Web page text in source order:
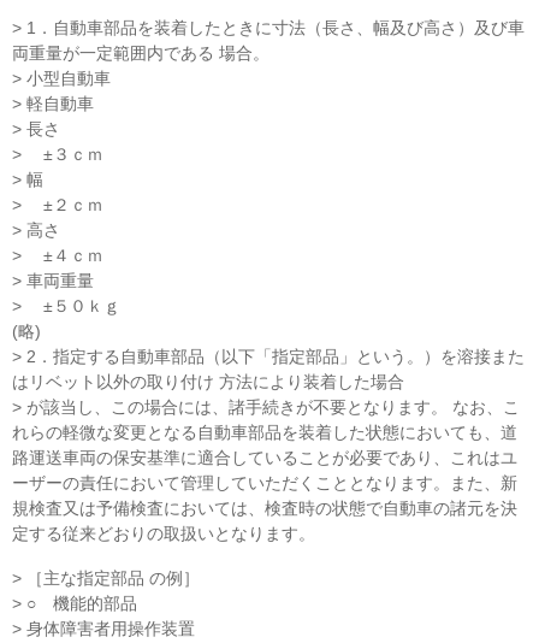
> 1．自動車部品を装着したときに寸法（長さ、幅及び高さ）及び車
両重量が一定範囲内である 場合。
> 小型自動車
> 軽自動車
> 長さ
> ±３ｃｍ
> 幅
> ±２ｃｍ
> 高さ
> ±４ｃｍ
> 車両重量
> ±５０ｋｇ
(略)
> 2．指定する自動車部品（以下「指定部品」という。）を溶接また
はリベット以外の取り付け 方法により装着した場合
> が該当し、この場合には、諸手続きが不要となります。 なお、こ
れらの軽微な変更となる自動車部品を装着した状態においても、道
路運送車両の保安基準に適合していることが必要であり、これはユ
ーザーの責任において管理していただくこととなります。また、新
規検査又は予備検査においては、検査時の状態で自動車の諸元を決
定する従来どおりの取扱いとなります。
> ［主な指定部品 の例］
> ○ 機能的部品
> 身体障害者用操作装置